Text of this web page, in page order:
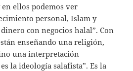
en ellos podemos ver
personal, Islam y
con negocios halal”. Con
enseñando una religión,
una interpretación
la ideología salafista”. Es la